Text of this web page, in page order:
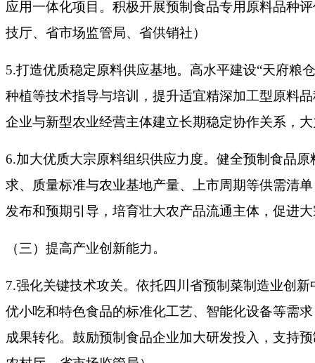
应用一体化项目。积极开展预制食品专用原料品种
技厅、省市场监管局、省供销社）
5.打造优质稳定原料供应基地。高水平建设“天府粮
种植等技术指导与培训，提升适宜精深加工型原料
企业与新型农业经营主体建立长期稳定协作关系，
6.加大优质大宗原料组织供应力度。健全预制食品
求、质量标准与农业基地产量、上市周期等供需清
发布和预期引导，培育壮大农产品流通主体，促进
（三）提高产业创新能力。
7.强化关键技术攻关。依托四川省预制菜制造业创
优小吃和特色食品的标准化工艺、智能化设备等需
成果转化。鼓励预制食品企业加大研发投入，支持